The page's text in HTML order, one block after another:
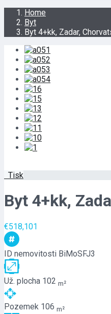
Home
Byt
Byt 4+kk, Zadar,
Tisk
Byt 4+kk,
€518,101
ID nemovitosti BiMoSFJ3
Už. plocha 102 m²
Pozemek 106 m²